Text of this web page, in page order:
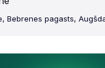
Bebrenes pagasts,